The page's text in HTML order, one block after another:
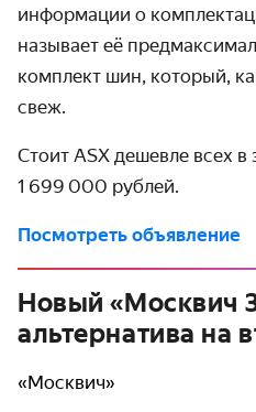
информации о
называет её
комплект шин, который,
свеж.
Стоит ASX дешевле всех
1 699 000 рублей.
Посмотреть объявление
Новый «Москвич
альтернатива на
«Москвич»